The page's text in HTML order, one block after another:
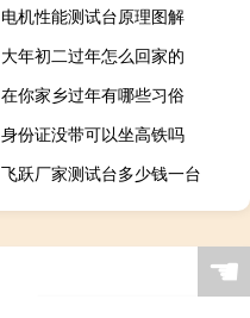
电机性能测试台原理图解
大年初二过年怎么回家的
在你家乡过年有哪些习俗
身份证没带可以坐高铁吗
飞跃厂家测试台多少钱一台
☚